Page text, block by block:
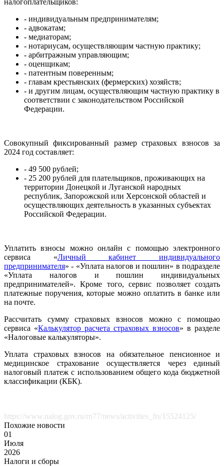
- индивидуальным предпринимателям;
- адвокатам;
- медиаторам;
- нотариусам, осуществляющим частную практику;
- арбитражным управляющим;
- оценщикам;
- патентным поверенным;
- главам крестьянских (фермерских) хозяйств;
- и другим лицам, осуществляющим частную практику в
соответствии с законодательством Российской
Федерации.
Совокупный фиксированный размер страховых взносов за
2024 год составляет:
- 49 500 рублей;
- 25 200 рублей для плательщиков, проживающих на
территории Донецкой и Луганской народных
республик, Запорожской или Херсонской областей и
осуществляющих деятельность в указанных субъектах
Российской Федерации.
Уплатить взносы можно онлайн с помощью электронного
сервиса «Личный кабинет индивидуального
предпринимателя» - «Уплата налогов и пошлин» в подразделе
«Уплата налогов и пошлин индивидуальных
предпринимателей». Кроме того, сервис позволяет создать
платежные поручения, которые можно оплатить в банке или
на почте.
Рассчитать сумму страховых взносов можно с помощью
сервиса «Калькулятор расчета страховых взносов» в разделе
«Налоговые калькуляторы».
Уплата страховых взносов на обязательное пенсионное и
медицинское страхование осуществляется через единый
налоговый платеж с использованием общего кода бюджетной
классификации (КБК).
https://www.nalog.gov.ru/rn77/news/activities_fts/15524125/
Похожие новости
01
Июля
2026
Налоги и сборы